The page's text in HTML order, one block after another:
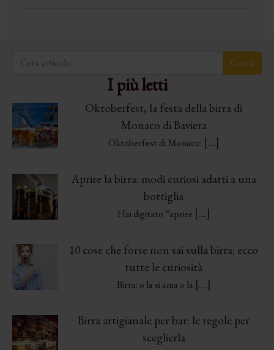
I più letti
Oktoberfest, la festa della birra di
Monaco di Baviera
Oktoberfest di Monaco: […]
Aprire la birra: modi curiosi adatti a una
bottiglia
Hai digitato “aprire […]
10 cose che forse non sai sulla birra: ecco
tutte le curiosità
Birra: o la si ama o la […]
Birra artigianale per bar: le regole per
sceglierla